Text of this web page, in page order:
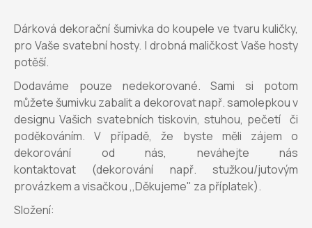
Dárková dekorační šumivka do koupele ve tvaru kuličky,
pro Vaše svatební hosty. I drobná maličkost Vaše hosty
potěší.
Dodaváme pouze nedekorované. Sami si potom
můžete šumivku zabalit a dekorovat např. samolepkou v
designu Vašich svatebních tiskovin, stuhou, pečetí či
poděkováním. V případě, že byste měli zájem o
dekorování od nás, neváhejte nás
kontaktovat (dekorování např. stužkou/jutovým
provázkem a visačkou ,,Děkujeme" za příplatek).
Složení: